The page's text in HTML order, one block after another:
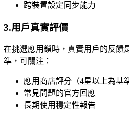
跨裝置設定同步能力
3.用戶真實評價
在挑選應用鎖時，真實用戶的反饋
準，可關注：
應用商店評分（4星以上為基準
常見問題的官方回應
長期使用穩定性報告